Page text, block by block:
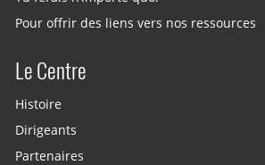
Pour offrir des liens vers nos ressources
Le Centre
Histoire
Dirigeants
Partenaires